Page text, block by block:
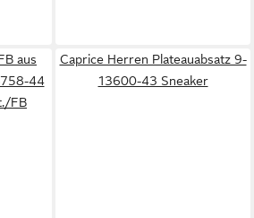
aus
44
FB
Caprice Herren Plateauabsatz 9-
13600-43 Sneaker